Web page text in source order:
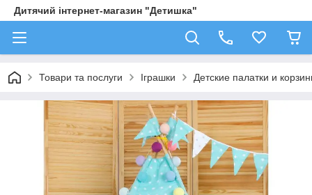
Дитячий інтернет-магазин "Детишка"
Товари та послуги Іграшки Детские палатки и